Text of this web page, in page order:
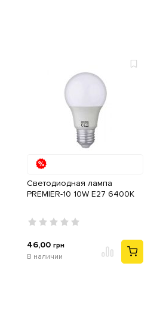
Cветодиодная лампа
PREMIER-10 10W E27 6400K
46,00 грн
В наличии